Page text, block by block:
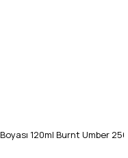
120ml Burnt Umber